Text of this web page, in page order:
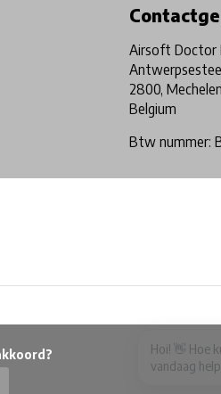
Airsoft Doctor
2800, Mechelen
Belgium
Btw nummer:
Hoi! 👋 Hoe
vandaag